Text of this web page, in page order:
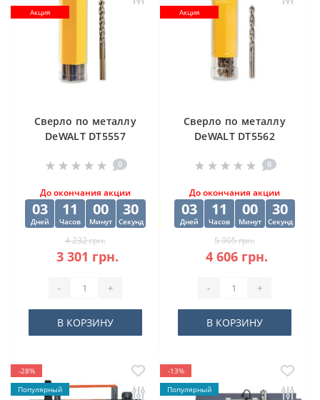
Акция
Cверлo по металлу
DeWALT DT5557
10х84х133 мм
0
До окончания акции
03
Дней
11
Часов
00
Минут
29
Секунд
4 232 грн.
3 301 грн.
- +
В КОРЗИНУ
Акция
Cверлo по металлу
DeWALT DT5562
(10 шт) 12.5х98х151
0
До окончания акции
03
Дней
11
Часов
00
Минут
29
Секунд
5 905 грн.
4 606 грн.
- +
В КОРЗИНУ
-28%
Популярный
-13%
Популярный